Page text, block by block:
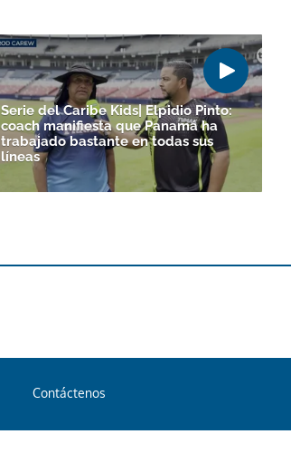
Serie del Caribe Kids| Elpidio Pinto:
coach manifiesta que Panamá ha
trabajado bastante en todas sus
líneas
Contáctenos